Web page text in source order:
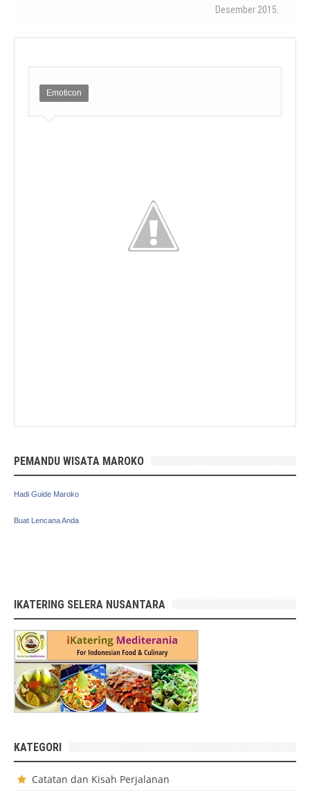
Desember 2015.
Emoticon
PEMANDU WISATA MAROKO
Hadi Guide Maroko
Buat Lencana Anda
IKATERING SELERA NUSANTARA
KATEGORI
Catatan dan Kisah Perjalanan